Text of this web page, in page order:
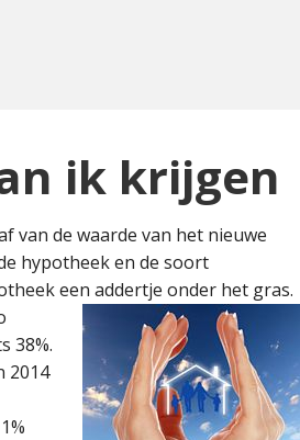
ik krijgen
van de waarde van het nieuwe
hypotheek en de soort
een addertje onder het gras.
38%.
2014